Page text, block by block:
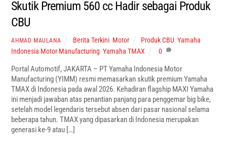
Skutik Premium 560 cc Hadir sebagai Produk
CBU
AHMAD MAULANA Berita Terkini, Motor Produk CBU Yamaha
Indonesia Motor Manufacturing ,Yamaha TMAX 0
Portal Automotif, JAKARTA – PT Yamaha Indonesia Motor
Manufacturing (YIMM) resmi memasarkan skutik premium Yamaha
TMAX di Indonesia pada awal 2026. Kehadiran flagship MAXI Yamaha
ini menjadi jawaban atas penantian panjang para penggemar big bike,
setelah model legendaris tersebut absen dari pasar nasional selama
beberapa tahun. TMAX yang dipasarkan di Indonesia merupakan
generasi ke-9 atau […]